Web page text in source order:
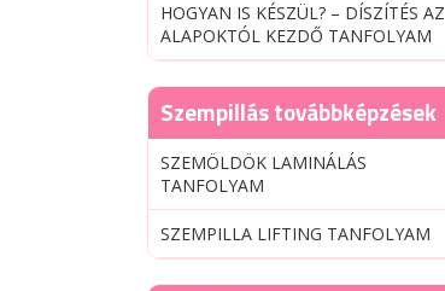
HOGYAN IS KÉSZÜL? – DÍSZÍTÉS AZ
ALAPOKTÓL KEZDŐ TANFOLYAM
Szempillás továbbképzések
SZEMÖLDÖK LAMINÁLÁS
TANFOLYAM
SZEMPILLA LIFTING TANFOLYAM